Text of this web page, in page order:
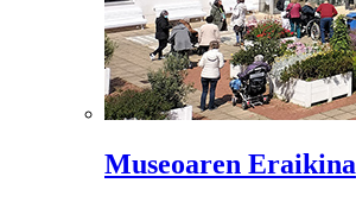
Museoaren Eraikina